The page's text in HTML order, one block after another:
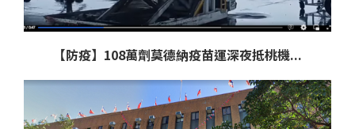
【防疫】108萬劑莫德納疫苗運深夜抵桃機...